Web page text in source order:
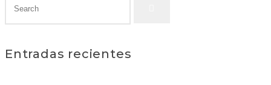
Entradas recientes